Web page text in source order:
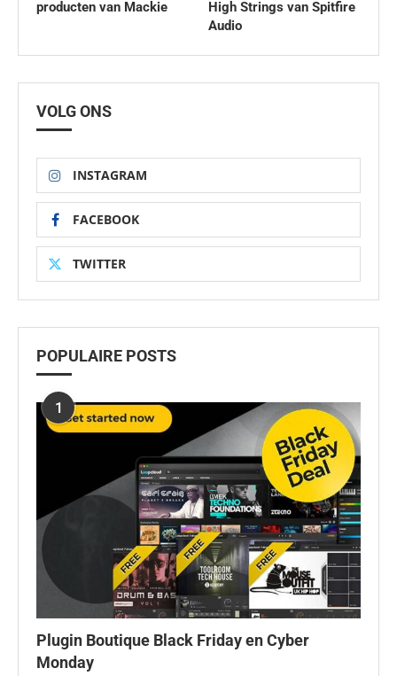
producten van Mackie
High Strings van Spitfire
Audio
VOLG ONS
INSTAGRAM
FACEBOOK
TWITTER
POPULAIRE POSTS
1
Plugin Boutique Black Friday en Cyber
Monday